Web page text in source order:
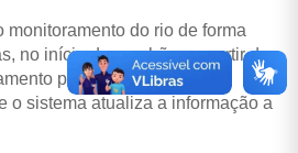
do rio de forma
no início da manhã, e a partir de
por meio da régua
o sistema atualiza a informação a